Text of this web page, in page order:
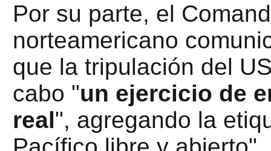
Por su parte, el
norteamericano
que la tripulación del
cabo "un ejercicio de
real", agregando la